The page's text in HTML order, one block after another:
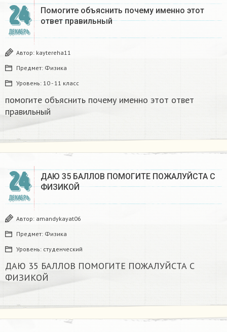
24
ДЕКАБРЬ
Помогите объяснить почему именно этот
ответ правильный
Автор: kaytereha11
Предмет: Физика
Уровень: 10 - 11 класс
помогите объяснить почему именно этот ответ
правильный
24
ДЕКАБРЬ
ДАЮ 35 БАЛЛОВ ПОМОГИТЕ ПОЖАЛУЙСТА С
ФИЗИКОЙ
Автор: amandykayat06
Предмет: Физика
Уровень: студенческий
ДАЮ 35 БАЛЛОВ ПОМОГИТЕ ПОЖАЛУЙСТА С
ФИЗИКОЙ